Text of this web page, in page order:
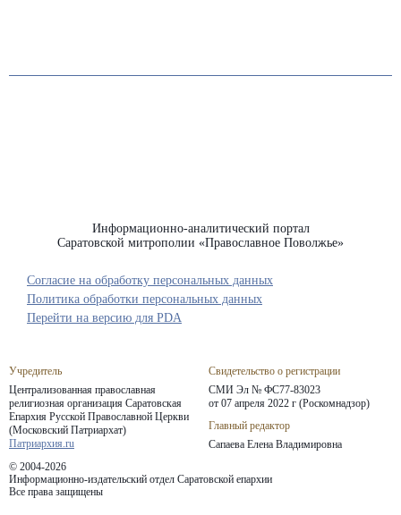
Информационно-аналитический портал
Саратовской митрополии «Православное Поволжье»
Учредитель
Централизованная православная
религиозная организация Саратовская
Епархия Русской Православной Церкви
(Московский Патриархат)
Патриархия.ru
Свидетельство о регистрации
СМИ Эл № ФС77-83023
от 07 апреля 2022 г (Роскомнадзор)
Главный редактор
Сапаева Елена Владимировна
© 2004-2026
Информационно-издательский отдел Саратовской епархии
Все права защищены
Согласие на обработку персональных данных
Политика обработки персональных данных
Перейти на версию для PDA